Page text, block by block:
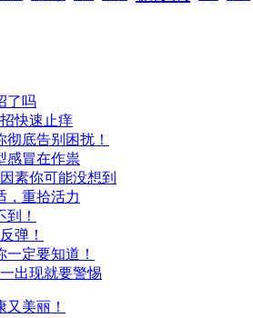
了吗
快速止痒
底告别困扰！
感冒在作祟
素你可能没想到
，重拾活力
！
弹！
定要知道！
出现就要警惕
美丽！